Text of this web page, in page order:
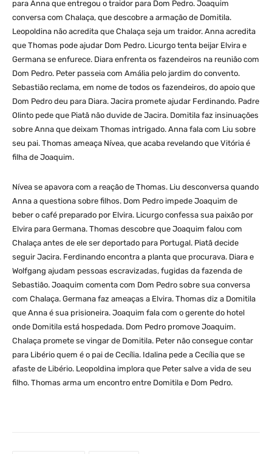
para Anna que entregou o traidor para Dom Pedro. Joaquim
conversa com Chalaça, que descobre a armação de Domitila.
Leopoldina não acredita que Chalaça seja um traidor. Anna acredita
que Thomas pode ajudar Dom Pedro. Licurgo tenta beijar Elvira e
Germana se enfurece. Diara enfrenta os fazendeiros na reunião com
Dom Pedro. Peter passeia com Amália pelo jardim do convento.
Sebastião reclama, em nome de todos os fazendeiros, do apoio que
Dom Pedro deu para Diara. Jacira promete ajudar Ferdinando. Padre
Olinto pede que Piatã não duvide de Jacira. Domitila faz insinuações
sobre Anna que deixam Thomas intrigado. Anna fala com Liu sobre
seu pai. Thomas ameaça Nívea, que acaba revelando que Vitória é
filha de Joaquim.
Nívea se apavora com a reação de Thomas. Liu desconversa quando
Anna a questiona sobre filhos. Dom Pedro impede Joaquim de
beber o café preparado por Elvira. Licurgo confessa sua paixão por
Elvira para Germana. Thomas descobre que Joaquim falou com
Chalaça antes de ele ser deportado para Portugal. Piatã decide
seguir Jacira. Ferdinando encontra a planta que procurava. Diara e
Wolfgang ajudam pessoas escravizadas, fugidas da fazenda de
Sebastião. Joaquim comenta com Dom Pedro sobre sua conversa
com Chalaça. Germana faz ameaças a Elvira. Thomas diz a Domitila
que Anna é sua prisioneira. Joaquim fala com o gerente do hotel
onde Domitila está hospedada. Dom Pedro promove Joaquim.
Chalaça promete se vingar de Domitila. Peter não consegue contar
para Libério quem é o pai de Cecília. Idalina pede a Cecília que se
afaste de Libério. Leopoldina implora que Peter salve a vida de seu
filho. Thomas arma um encontro entre Domitila e Dom Pedro.